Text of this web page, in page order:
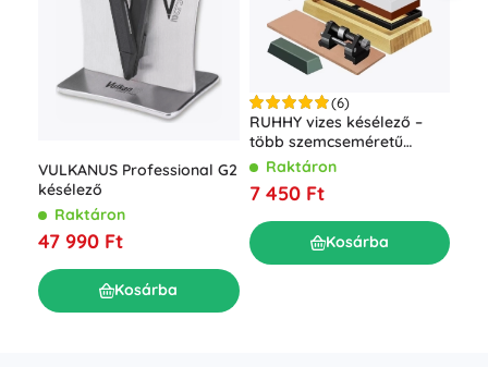
VULKANUS Professional G2
késélező
Raktáron
47 990 Ft
Kosárba
(6)
RUHHY vizes késélező –
több szemcseméretű
készlet bőrszíjjal
Raktáron
7 450 Ft
Kosárba